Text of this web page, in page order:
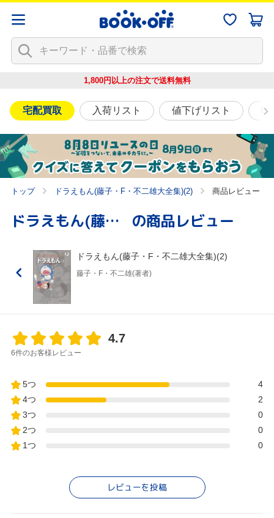
1,800円以上の注文で送料無料
宅配買取 入荷リスト 値下げリスト
トップ ドラえもん(藤子・F・不二雄大全集)(2) 商品レビュー
ドラえもん(藤子・F・不二雄大全集)(2) の商品レビュー
ドラえもん(藤子・F・不二雄大全集)(2)
藤子・F・不二雄(著者)
4.7
6件のお客様レビュー
5つ
4
4つ
2
3つ
0
2つ
0
1つ
0
レビューを投稿